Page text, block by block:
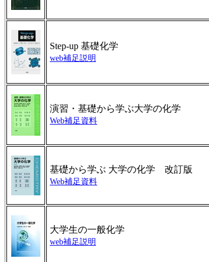
Step-up 基礎化学
web補足説明
演習・基礎から学ぶ大学の化学
Web補足資料
基礎から学ぶ 大学の化学 改訂版
Web補足資料
大学生の一般化学
web補足説明